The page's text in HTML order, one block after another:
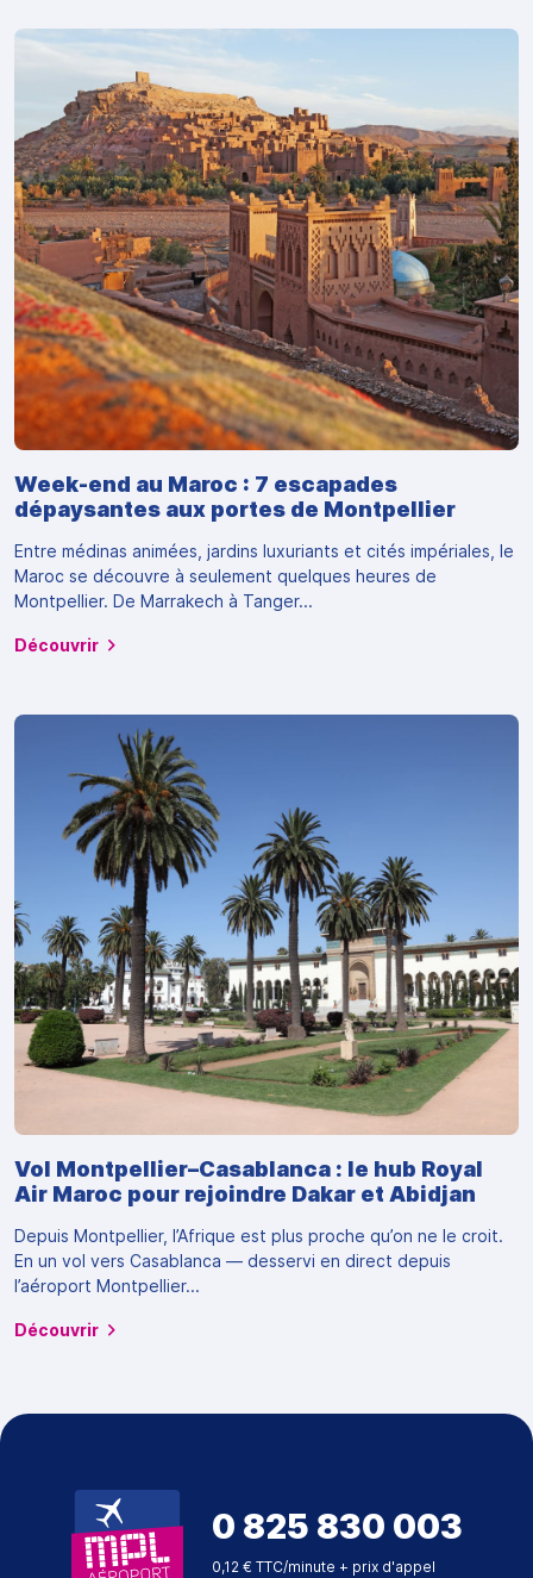
Week-end au Maroc : 7 escapades
dépaysantes aux portes de Montpellier
Entre médinas animées, jardins luxuriants et cités impériales, le
Maroc se découvre à seulement quelques heures de
Montpellier. De Marrakech à Tanger...
Découvrir
Vol Montpellier–Casablanca : le hub Royal
Air Maroc pour rejoindre Dakar et Abidjan
Depuis Montpellier, l’Afrique est plus proche qu’on ne le croit.
En un vol vers Casablanca — desservi en direct depuis
l’aéroport Montpellier...
Découvrir
0 825 830 003
0,12 € TTC/minute + prix d'appel